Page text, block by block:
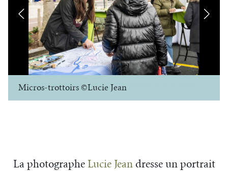
Micros-trottoirs ©Lucie Jean
La photographe Lucie Jeandresse un portrait